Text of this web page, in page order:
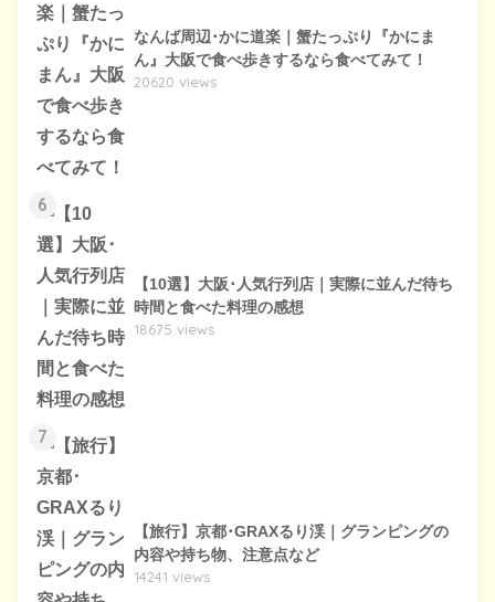
なんば周辺･かに道楽｜蟹たっぷり『かにま
ん』大阪で食べ歩きするなら食べてみて！
20620 views
6
【10選】大阪･人気行列店｜実際に並んだ待ち
時間と食べた料理の感想
18675 views
7
【旅行】京都･GRAXるり渓｜グランピングの
内容や持ち物、注意点など
14241 views